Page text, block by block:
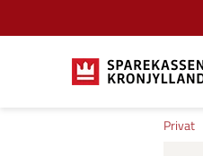
Privat